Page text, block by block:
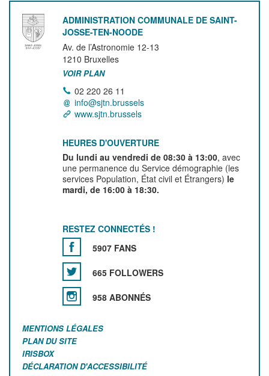
ADMINISTRATION COMMUNALE DE SAINT-
JOSSE-TEN-NOODE
Av. de l’Astronomie 12-13
1210 Bruxelles
VOIR PLAN
02 220 26 11
info@sjtn.brussels
www.sjtn.brussels
HEURES D'OUVERTURE
Du lundi au vendredi de 08:30 à 13:00, avec
une permanence du Service démographie (les
services Population, État civil et Étrangers) le
mardi, de 16:00 à 18:30.
RESTEZ CONNECTÉS !
5907 FANS
665 FOLLOWERS
958 ABONNÉS
MENTIONS LÉGALES
PLAN DU SITE
IRISBOX
DÉCLARATION D'ACCESSIBILITÉ